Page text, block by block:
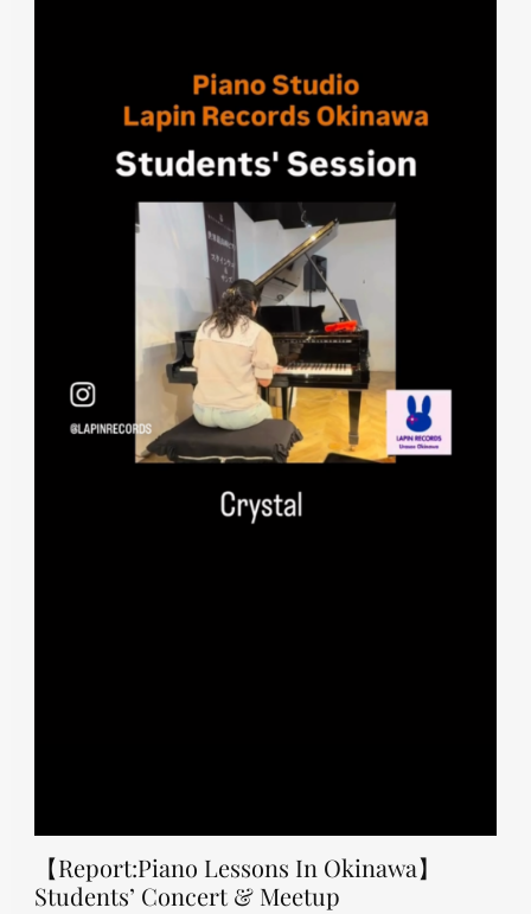
【Report:Piano Lessons In Okinawa】
Students’ Concert & Meetup